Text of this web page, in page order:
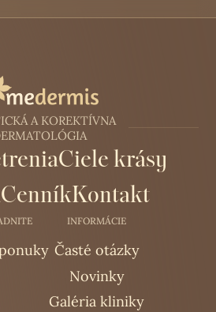
A KOREKTÍVNA
Ciele krásy
CenníkKontakt
INFORMÁCIE
Časté otázky
Novinky
Galéria kliniky